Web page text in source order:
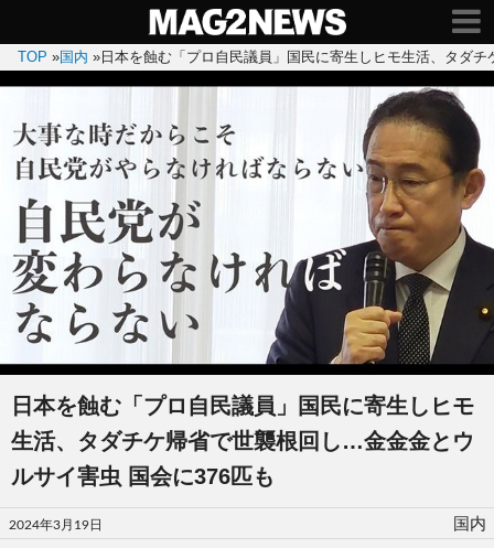
TOP »国内 » 日本を蝕む「プロ自民議員」国民に寄生しヒモ生活、タダ
日本を蝕む「プロ自民議員」国民に寄生しヒモ
生活、タダチケ帰省で世襲根回し…金金金とウ
ルサイ害虫 国会に376匹も
投
稿
2024年3月19日 国内